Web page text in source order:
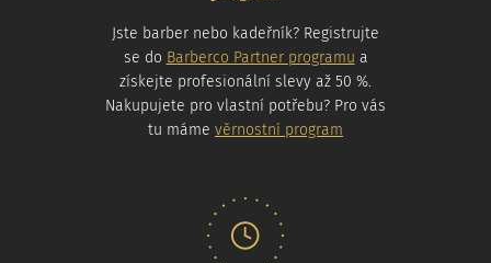
Jste barber nebo kadeřník? Registrujte
se do Barberco Partner programu a
získejte profesionální slevy až 50 %.
Nakupujete pro vlastní potřebu? Pro vás
tu máme věrnostní program